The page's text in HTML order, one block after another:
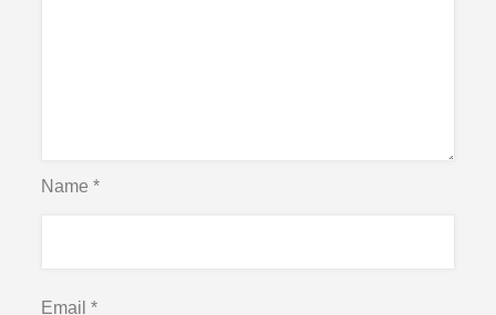
Name*
Email*